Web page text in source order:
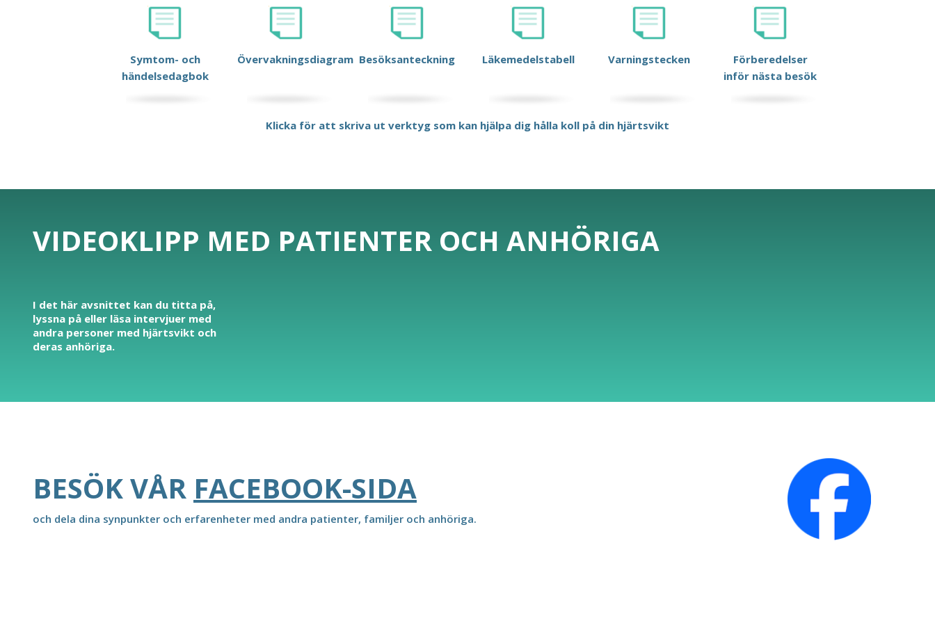
Symtom- och
händelsedagbok
Övervakningsdiagram Besöksanteckning Läkemedelstabell Varningstecken
Förberedelser
inför nästa besök
Klicka för att skriva ut verktyg som kan hjälpa dig hålla koll på din hjärtsvikt
VIDEOKLIPP MED PATIENTER OCH ANHÖRIGA
I det här avsnittet kan du titta på,
lyssna på eller läsa intervjuer med
andra personer med hjärtsvikt och
deras anhöriga.
BESÖK VÅR FACEBOOK-SIDA
och dela dina synpunkter och erfarenheter med andra patienter, familjer och anhöriga.